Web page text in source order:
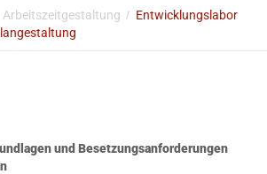
Arbeitszeitgestaltung
Entwicklungslabor
und Besetzungsanforderungen